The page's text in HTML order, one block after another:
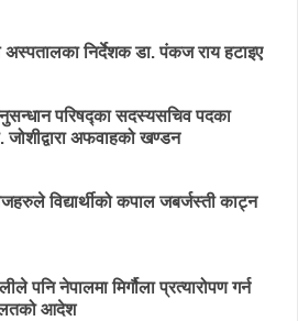
अस्पतालका निर्देशक डा. पंकज राय हटाइए
परिषद्का सदस्यसचिव पदका
अफवाहको खण्डन
विद्यार्थीको कपाल जबर्जस्ती काट्न
पनि नेपालमा मिर्गौला प्रत्यारोपण गर्न
आदेश